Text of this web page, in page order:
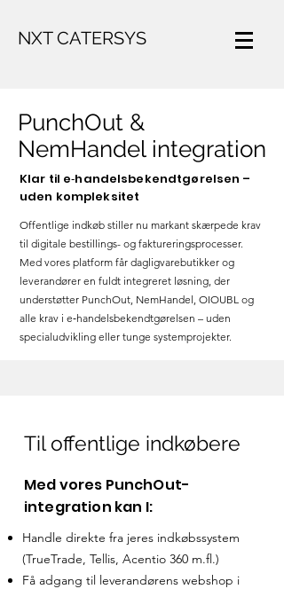
NXT CATERSYS
PunchOut &
NemHandel integration
Klar til e‑handelsbekendtgørelsen –
uden kompleksitet
Offentlige indkøb stiller nu markant skærpede krav
til digitale bestillings- og faktureringsprocesser.
Med vores platform får dagligvarebutikker og
leverandører en fuldt integreret løsning, der
understøtter PunchOut, NemHandel, OIOUBL og
alle krav i e‑handelsbekendtgørelsen – uden
specialudvikling eller tunge systemprojekter.
Til offentlige indkøbere
Med vores PunchOut-
integration kan I:
Handle direkte fra jeres indkøbssystem
(TrueTrade, Tellis, Acentio 360 m.fl.)
Få adgang til leverandørens webshop i